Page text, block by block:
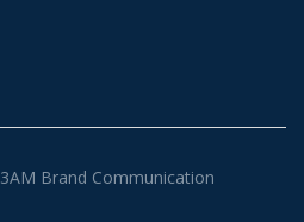
3AM Brand Communication